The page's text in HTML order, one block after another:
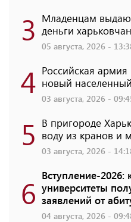
3 Младенцам
деньги харьковчан
05 августа, 2026 -
4 Российская
новый
03 августа, 2026 -
5 В пригороде
воду из кранов и
03 августа, 2026 -
6 Вступление-2026:
университеты
заявлений от
04 августа, 2026 -